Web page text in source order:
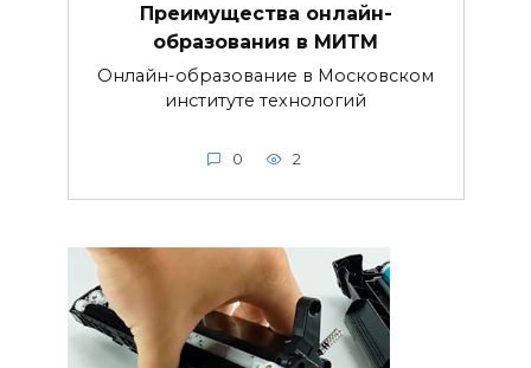
Преимущества онлайн-
образования в МИТМ
Онлайн-образование в Московском
институте технологий
0 2